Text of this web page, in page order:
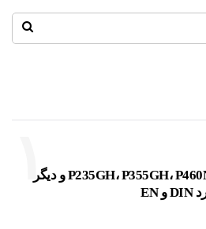
۱
مقایسه جامع گریدهای P235GH، P355GH، P460NL1 و دیگر